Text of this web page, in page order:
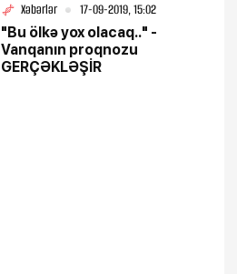
Xəbərlər
17-09-2019, 15:02
"Bu ölkə yox olacaq.." -
Vanqanın proqnozu
GERÇƏKLƏŞİR